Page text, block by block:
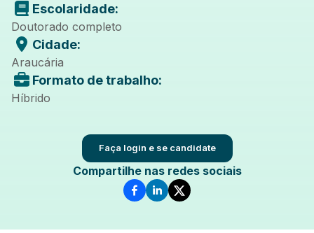
Escolaridade:
Doutorado completo
Cidade:
Araucária
Formato de trabalho:
Híbrido
Faça login e se candidate
Compartilhe nas redes sociais